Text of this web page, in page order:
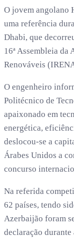
O jovem angolano
uma referência
Dhabi, que
16ª Assembleia da
Renováveis
O engenheiro
Politécnico de
apaixonado em
energética,
deslocou-se a
Árabes Unidos a
concurso
Na referida
62 países, tendo
Azerbaijão foram
declaração